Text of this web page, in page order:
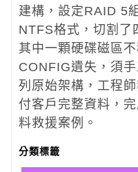
建構，設定RAID 5
NTFS格式，切割了
其中一顆硬碟磁區
CONFIG遺失，須
列原始架構，工程
付客戶完整資料，
料救援案例。
分類標籤